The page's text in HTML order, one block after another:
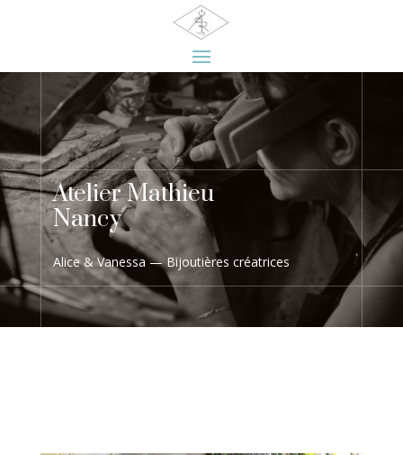
Atelier Mathieu
Nancy
Alice & Vanessa — Bijoutières créatrices